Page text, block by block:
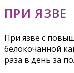
ПРИ ЯЗВЕ
При язве с
белокочанной
раза в день за